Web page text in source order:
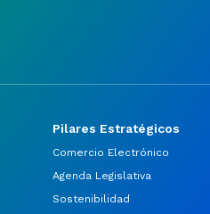
Pilares Estratégicos
Comercio Electrónico
Agenda Legislativa
Sostenibilidad